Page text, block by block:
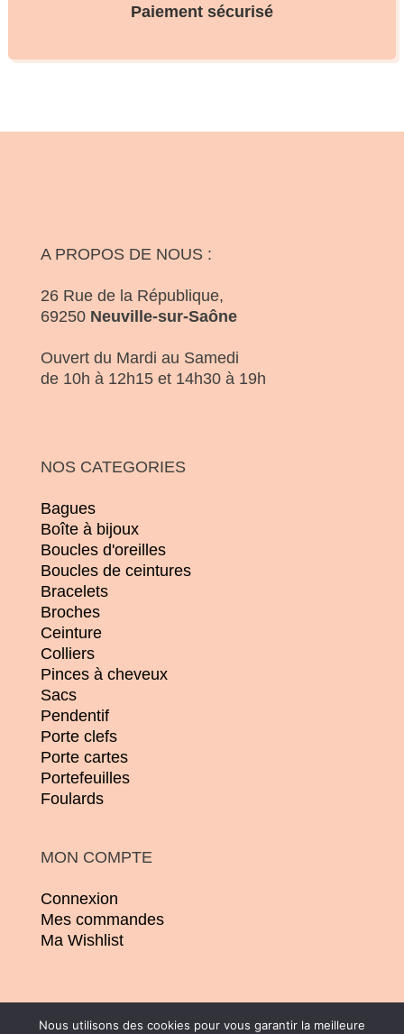
Paiement sécurisé
A PROPOS DE NOUS :
26 Rue de la République,
69250 Neuville-sur-Saône
Ouvert du Mardi au Samedi
de 10h à 12h15 et 14h30 à 19h
NOS CATEGORIES
Bagues
Boîte à bijoux
Boucles d'oreilles
Boucles de ceintures
Bracelets
Broches
Ceinture
Colliers
Pinces à cheveux
Sacs
Pendentif
Porte clefs
Porte cartes
Portefeuilles
Foulards
MON COMPTE
Connexion
Mes commandes
Ma Wishlist
Nous utilisons des cookies pour vous garantir la meilleure